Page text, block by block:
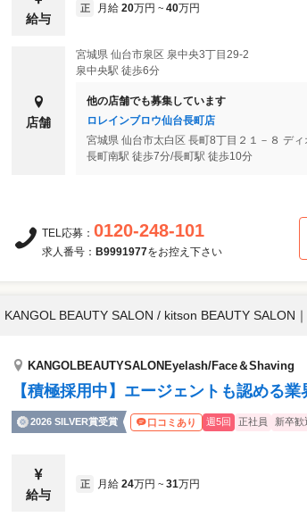
給与
正 月給 20万円 ~ 40万円
店舗
宮城県 仙台市泉区 泉中央3丁目29-2
泉中央駅 徒歩6分
他の店舗でも募集しています
ロレインブロウ仙台長町店
宮城県 仙台市太白区 長町8丁目２１－８ デ
長町南駅 徒歩7分/長町駅 徒歩10分
TEL応募： 0120-248-101
求人番号： B9991977をお控え下さい
KANGOL BEAUTY SALON / kitson BEAUTY SALON ｜
KANGOLBEAUTYSALONEyelash/Face＆Shaving
【積極採用中】エージェントも認める
2026 SILVER賞受賞 口コミあり 週5回 正社員 新卒歓
給与
正 月給 24万円 ~ 31万円